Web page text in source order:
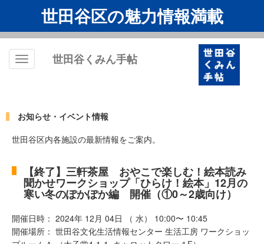
世田谷区の魅力情報満載
Toggle
世田谷くみん手帖
お知らせ・イベント情報
世田谷区内各施設の最新情報をご案内。
【終了】三軒茶屋 おやこで楽しむ！絵本読み
聞かせワークショップ「ひらけ！絵本」12月の
寒い冬のぽかぽか編 開催（①0～2歳向け）
開催日時： 2024年 12月 04日 （ 水） 10:00〜 10:45
開催場所： 世田谷文化生活情報センター 生活工房 ワークショッ